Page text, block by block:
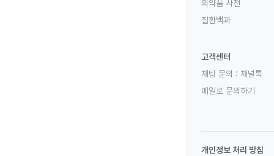
의약품 사전
질환백과
고객센터
채팅 문의 : 채널톡
메일로 문의하기
개인정보 처리 방침